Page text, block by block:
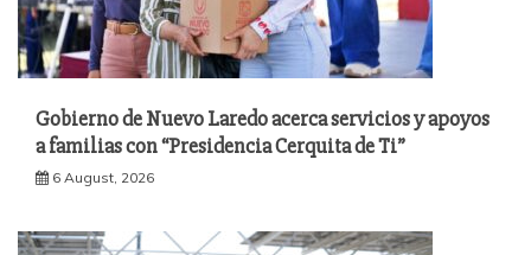
Gobierno de Nuevo Laredo acerca servicios y apoyos
a familias con “Presidencia Cerquita de Ti”
6 August, 2026